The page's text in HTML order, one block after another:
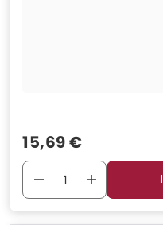
Verkaufspreis
15,69 €